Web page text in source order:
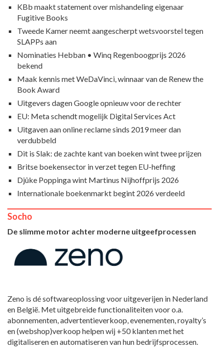
KBb maakt statement over mishandeling eigenaar
Fugitive Books
Tweede Kamer neemt aangescherpt wetsvoorstel tegen
SLAPPs aan
Nominaties Hebban • Winq Regenboogprijs 2026
bekend
Maak kennis met WeDaVinci, winnaar van de Renew the
Book Award
Uitgevers dagen Google opnieuw voor de rechter
EU: Meta schendt mogelijk Digital Services Act
Uitgaven aan online reclame sinds 2019 meer dan
verdubbeld
Dit is Slak: de zachte kant van boeken wint twee prijzen
Britse boekensector in verzet tegen EU-heffing
Djûke Poppinga wint Martinus Nijhoffprijs 2026
Internationale boekenmarkt begint 2026 verdeeld
Socho
De slimme motor achter moderne uitgeefprocessen
Zeno is dé softwareoplossing voor uitgeverijen in Nederland
en België. Met uitgebreide functionaliteiten voor o.a.
abonnementen, advertentieverkoop, evenementen, royalty’s
en (webshop)verkoop helpen wij +50 klanten met het
digitaliseren en automatiseren van hun bedrijfsprocessen.